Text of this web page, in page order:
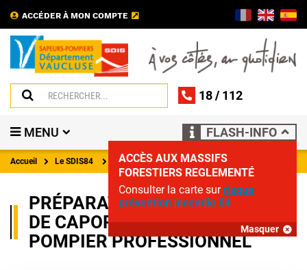
ACCÉDER À MON COMPTE
18/ 112
MENU FLASH-INFO
ACCÈS AUX MASSIFS
FORESTIERS REGLEMENTÉ
Consulter la carte surrisque
prévention incendie 84
Masquer
Accueil Le SDIS84 Actualités
PRÉPARATION AU CONCOURS
DE CAPORAL DE SAPEUR-
POMPIER PROFESSIONNEL